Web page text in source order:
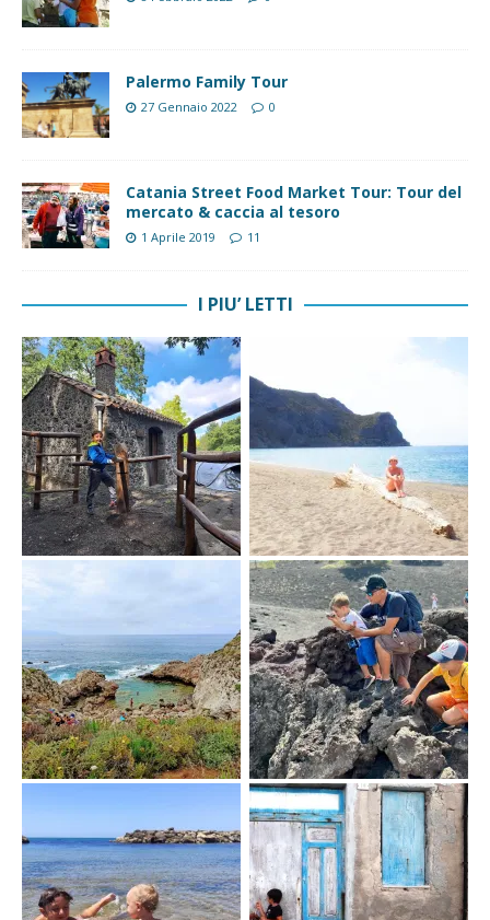
Palermo Family Tour
27 Gennaio 2022 0
Catania Street Food Market Tour: Tour del
mercato & caccia al tesoro
1 Aprile 2019 11
I PIU’ LETTI